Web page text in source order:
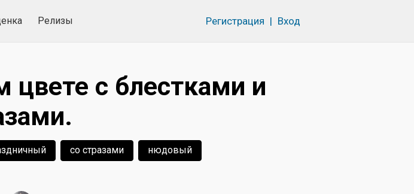
Релизы Регистрация | Вход
с блестками и
со стразами нюдовый